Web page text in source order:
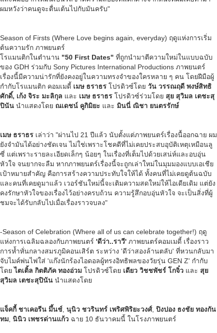
ผมหวังว่าคนดูจะตื่นเต้นไปกับมันครับ"
Season of Firsts (Where Love begins again, everyday) ฤดูแห่งการเริ่ม
ต้นความรัก ภาพยนตร์
โรแมนติกในตำนาน "50 First Dates" ที่ถูกนำมาตีความใหม่ในแบบฉบับ
ของ GDH ร่วมกับ Sony Pictures International Productions ภาพยนตร์
เรื่องนี้มีความน่ารักที่ยังคงอยู่ในความทรงจำของใครหลาย ๆ คน โดยฝีมือผู้
กำกับโรแมนติก คอมเมดี้ เมษ ธราธร โปรดิวซ์โดย วัน วรรณฤดี พงษ์สิทธิ
ศักดิ์, เก้ง จิระ มะลิกุล และ เมษ ธราธร โปรดิวซ์ร่วมโดย สุย สุวิมล เตชะสุ
ปินัน นำแสดงโดย ณเดชน์ คูกิมิยะ และ มินนี่ ณิชา ยนตรรักษ์
เมษ ธราธร เล่าว่า "ผ่านไป 21 ปีแล้ว นับตั้งแต่ภาพยนตร์เรื่องนื้ออกฉาย ผม
ยังจำมันได้อย่างชัดเจน ไม่ใช่เพราะโชคดีที่ไม่เคยประสบอุบัติเหตุเหมือนลู
ซี่ แต่เพราะรายละเอียดเล็กๆ น้อยๆ ในเรื่องที่เต็มไปด้วยเสน่ห์และอบอุ่น
หัวใจ จนยากจะลืม หากภาพยนตร์เรื่องนี้จะถูกเล่าใหม่ในมุมมองแบบเอเชีย
เป้าหมายสําคัญ คือการสร้างความประทับใจให้ได้ ทั้งคนที่ไม่เคยดูต้นฉบับ
และคนที่เคยดูมาแล้ว เวอร์ชันใหม่นี้จะเติมความสดใหม่ให้ไอเดียเดิม แต่ยัง
คงรักษาหัวใจของเรื่องไว้อย่างครบถ้วน ความรู้สึกอบอุ่นหัวใจ จะเป็นสิ่งที่ผู้
ชมจะได้รับกลับไปเมื่อเรื่องราวจบลง"
-Season of Celebration (Where all of us can celebrate together!) ฤดู
แห่งการเฉลิมฉลองกับภาพยนตร์ 'ดีว่า..ราวี' ภาพยนตร์คอมเมดี้ เรื่องราว
การห้ำหั่นกลางสมรภูมิคอนเสิร์ต ระหว่าง 'ดีว่าสองล้านตลับ' ที่หวนกลับมา
จับไมค์พ่นไฟใส่ 'แก๊งนักร้องไอดอลผู้ทรงอิทธิพลของวัยรุ่น GEN Z' กำกับ
โดยไตเติ้ล กิตติภัค ทองอ่วม โปรดิวซ์โดย เดียว วิชชพัชร์ โกจิ๋ว และ สุย
สุวิมล เตชะสุปินัน นำแสดงโดย
แจ็คกี้ ชาเคอรีน มึ้นช์ นุนิว ชวรินทร์ เพริศพิริยะวงศ์, ปิงปอง ธงชัย ทองกัน
ทม นินิว เพชรด่านแก้ว ฉาย 10 ธันวาคมนี้ ในโรงภาพยนตร์